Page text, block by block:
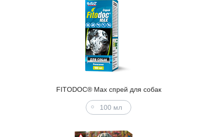
FITODOC® Max спрей для собак
100 мл